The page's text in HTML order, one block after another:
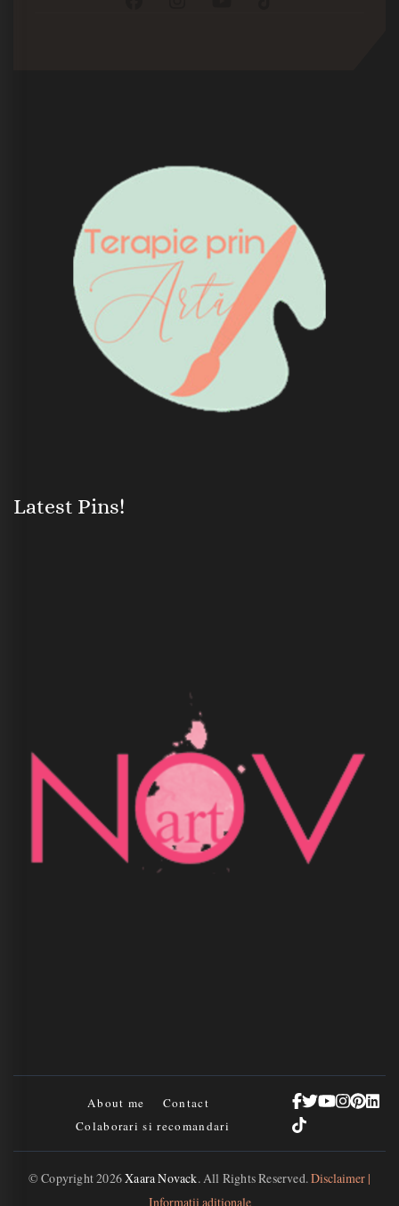
Latest Pins!
About me
Contact
Colaborari si recomandari
© Copyright 2026Xaara Novack. All Rights Reserved.Disclaimer |
Informații adiționale